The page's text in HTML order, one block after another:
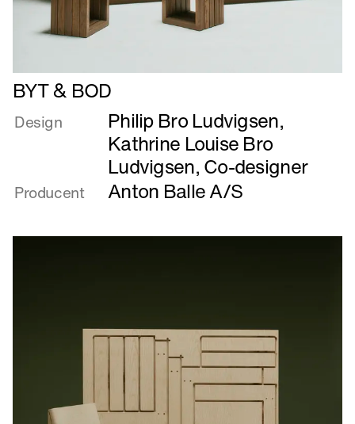
Læs
mere
om
BYT & BOD
Design Philip Bro Ludvigsen,
Kathrine Louise Bro
Ludvigsen, Co-designer
Producent Anton Balle A/S